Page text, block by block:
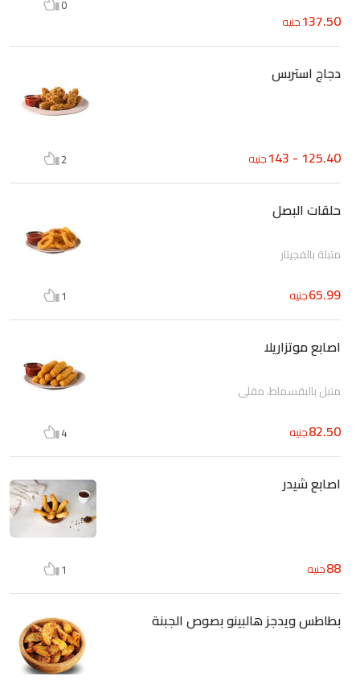
137.50جنيه
0
دجاج استربس
125.40 - 143 جنيه 2
حلقات البصل
متبلة بالفجيتار
65.99جنيه 1
اصابع موتزاريلا
متبل بالبقسماط، مقلى
82.50جنيه 4
اصابع شيدر
88جنيه 1
بطاطس ويدجز هالبينو بصوص الجبنة